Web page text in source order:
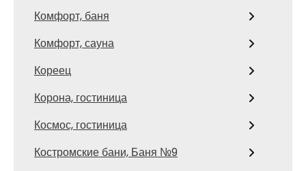
Комфорт, баня
Комфорт, сауна
Кореец
Корона, гостиница
Космос, гостиница
Костромские бани, Баня №9